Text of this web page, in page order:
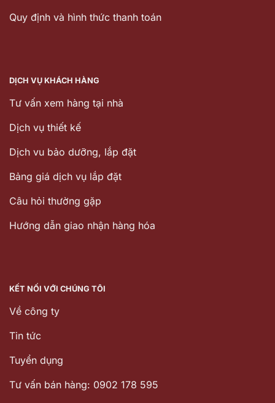
Quy định và hình thức thanh toán
DỊCH VỤ KHÁCH HÀNG
Tư vấn xem hàng tại nhà
Dịch vụ thiết kế
Dịch vu bảo dưỡng, lắp đặt
Bảng giá dịch vụ lắp đặt
Câu hỏi thường gặp
Hướng dẫn giao nhận hàng hóa
KẾT NỐI VỚI CHÚNG TÔI
Về công ty
Tin tức
Tuyển dụng
Tư vấn bán hàng: 0902 178 595